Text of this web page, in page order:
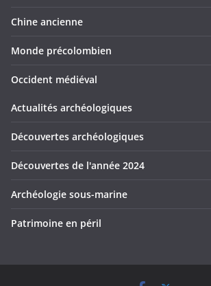
Chine ancienne
Monde précolombien
Occident médiéval
Actualités archéologiques
Découvertes archéologiques
Découvertes de l'année 2024
Archéologie sous-marine
Patrimoine en péril